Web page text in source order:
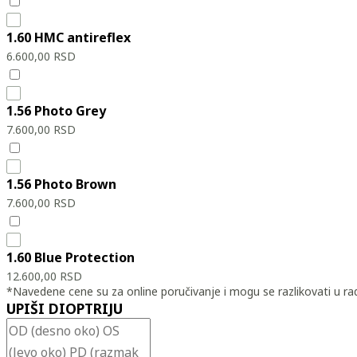
1.60 HMC antireflex
6.600,00 RSD
1.56 Photo Grey
7.600,00 RSD
1.56 Photo Brown
7.600,00 RSD
1.60 Blue Protection
12.600,00 RSD
*Navedene cene su za online poručivanje i mogu se razlikovati u
UPIŠI DIOPTRIJU